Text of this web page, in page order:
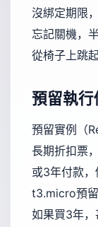
沒綁定期限
忘記關機，
從椅子上跳起
預留執
預留實例（
長期折扣票
或3年付款，
t3.micro預留
如果買3年